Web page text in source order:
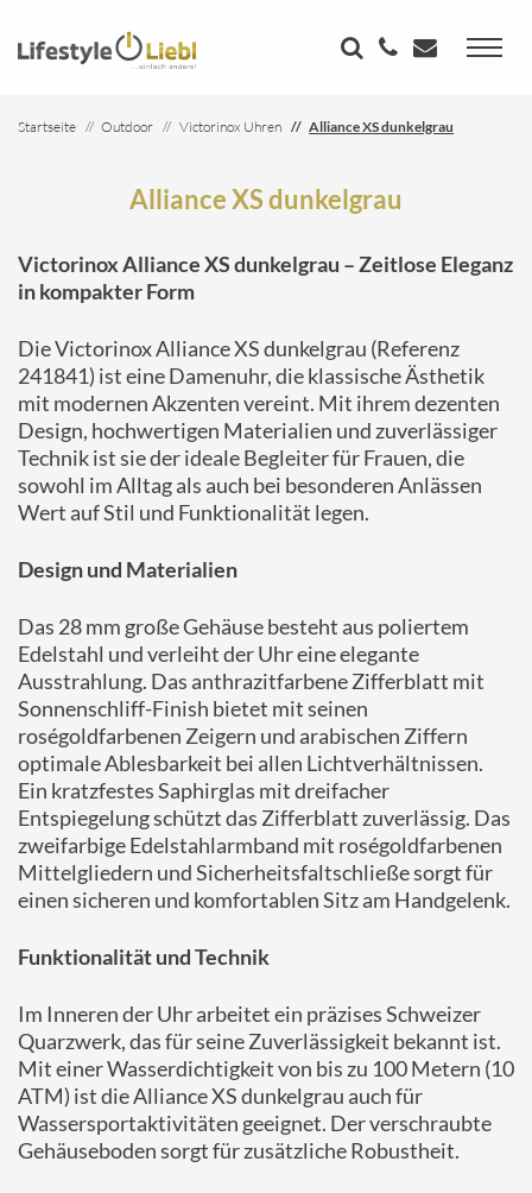
Startseite Outdoor Victorinox Uhren Alliance XS dunkelgrau
Alliance XS dunkelgrau
Victorinox Alliance XS dunkelgrau – Zeitlose Eleganz
in kompakter Form
Die Victorinox Alliance XS dunkelgrau (Referenz
241841) ist eine Damenuhr, die klassische Ästhetik
mit modernen Akzenten vereint. Mit ihrem dezenten
Design, hochwertigen Materialien und zuverlässiger
Technik ist sie der ideale Begleiter für Frauen, die
sowohl im Alltag als auch bei besonderen Anlässen
Wert auf Stil und Funktionalität legen.
Design und Materialien
Das 28 mm große Gehäuse besteht aus poliertem
Edelstahl und verleiht der Uhr eine elegante
Ausstrahlung. Das anthrazitfarbene Zifferblatt mit
Sonnenschliff-Finish bietet mit seinen
roségoldfarbenen Zeigern und arabischen Ziffern
optimale Ablesbarkeit bei allen Lichtverhältnissen.
Ein kratzfestes Saphirglas mit dreifacher
Entspiegelung schützt das Zifferblatt zuverlässig. Das
zweifarbige Edelstahlarmband mit roségoldfarbenen
Mittelgliedern und Sicherheitsfaltschließe sorgt für
einen sicheren und komfortablen Sitz am Handgelenk.
Funktionalität und Technik
Im Inneren der Uhr arbeitet ein präzises Schweizer
Quarzwerk, das für seine Zuverlässigkeit bekannt ist.
Mit einer Wasserdichtigkeit von bis zu 100 Metern (10
ATM) ist die Alliance XS dunkelgrau auch für
Wassersportaktivitäten geeignet. Der verschraubte
Gehäuseboden sorgt für zusätzliche Robustheit.